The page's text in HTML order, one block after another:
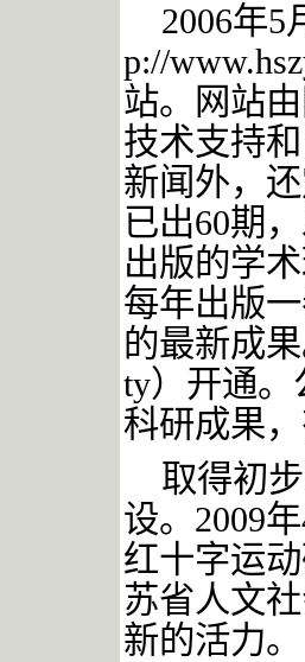
2006年5
p://
站。网站由
技术支持
新闻外，
已出60期，
出版的学
每年出版
的最新成
ty）开通。
科研成果
取得初
设。 2009年
红十字运动
苏省人文
新的活力。